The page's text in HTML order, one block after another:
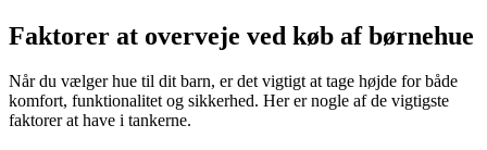
Faktorer at overveje ved køb af børnehue
Når du vælger hue til dit barn, er det vigtigt at tage højde for både
komfort, funktionalitet og sikkerhed. Her er nogle af de vigtigste
faktorer at have i tankerne.